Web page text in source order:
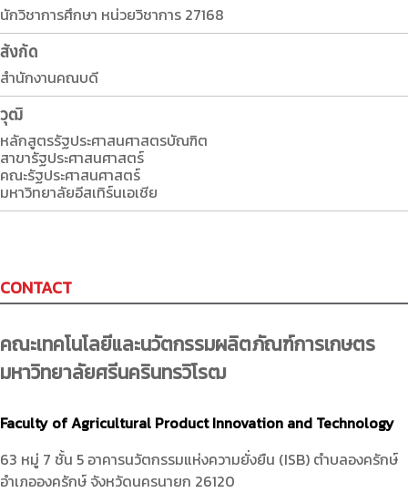
นักวิชาการศึกษา หน่วยวิชาการ 27168
สังกัด
สำนักงานคณบดี
วุฒิ
หลักสูตรรัฐประศาสนศาสตรบัณฑิต
สาขารัฐประศาสนศาสตร์
คณะรัฐประศาสนศาสตร์
มหาวิทยาลัยอีสเทิร์นเอเชีย
CONTACT
คณะเทคโนโลยีและนวัตกรรมผลิตภัณฑ์การเกษตร
มหาวิทยาลัยศรีนครินทรวิโรฒ
Faculty of Agricultural Product Innovation and Technology
63 หมู่ 7 ชั้น 5 อาคารนวัตกรรมแห่งความยั่งยืน (ISB) ตำบลองครักษ์
อำเภอองครักษ์ จังหวัดนครนายก 26120